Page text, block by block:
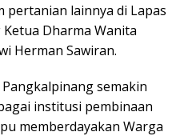
lainnya di Lapas
Dharma Wanita
Herman Sawiran.
semakin
institusi pembinaan
memberdayakan Warga